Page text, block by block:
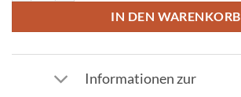
IN DEN WARENKORB
Informationen zur